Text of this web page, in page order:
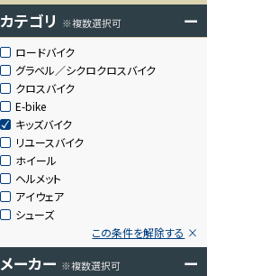
カテゴリ ※複数選択可 ー
ロードバイク
グラベル／シクロクロスバイク
クロスバイク
E-bike
キッズバイク
リユースバイク
ホイール
ヘルメット
アイウェア
シューズ
この条件を解除する
メーカー ※複数選択可 ー